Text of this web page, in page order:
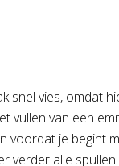
snel vies, omdat
vullen van een
voordat je begint
verder alle